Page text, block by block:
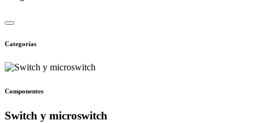
Categorías
Componentes
Switch y microswitch